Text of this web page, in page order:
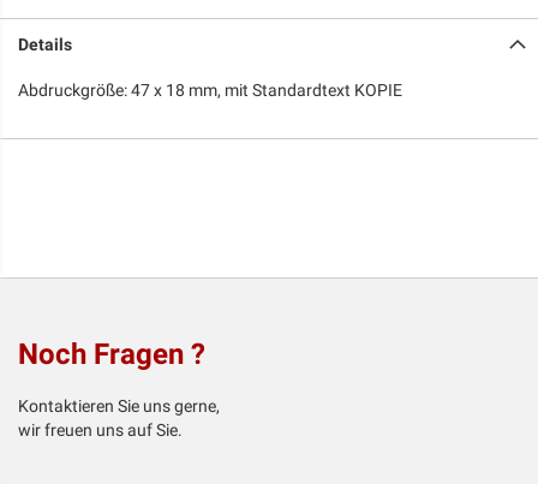
Details
Abdruckgröße: 47 x 18 mm, mit Standardtext KOPIE
Noch Fragen ?
Kontaktieren Sie uns gerne,
wir freuen uns auf Sie.